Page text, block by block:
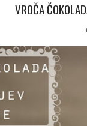
VROČA